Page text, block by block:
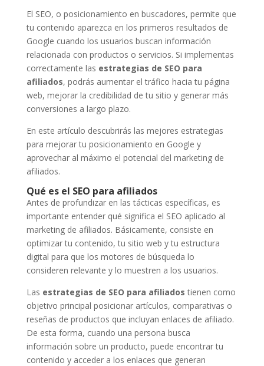
El SEO, o posicionamiento en buscadores, permite que
tu contenido aparezca en los primeros resultados de
Google cuando los usuarios buscan información
relacionada con productos o servicios. Si implementas
correctamente las estrategias de SEO para
afiliados, podrás aumentar el tráfico hacia tu página
web, mejorar la credibilidad de tu sitio y generar más
conversiones a largo plazo.
En este artículo descubrirás las mejores estrategias
para mejorar tu posicionamiento en Google y
aprovechar al máximo el potencial del marketing de
afiliados.
Qué es el SEO para afiliados
Antes de profundizar en las tácticas específicas, es
importante entender qué significa el SEO aplicado al
marketing de afiliados. Básicamente, consiste en
optimizar tu contenido, tu sitio web y tu estructura
digital para que los motores de búsqueda lo
consideren relevante y lo muestren a los usuarios.
Las estrategias de SEO para afiliados tienen como
objetivo principal posicionar artículos, comparativas o
reseñas de productos que incluyan enlaces de afiliado.
De esta forma, cuando una persona busca
información sobre un producto, puede encontrar tu
contenido y acceder a los enlaces que generan